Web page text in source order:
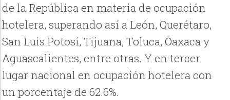
de la República en materia de ocupación
hotelera, superando así a León, Querétaro,
San Luis Potosí, Tijuana, Toluca, Oaxaca y
Aguascalientes, entre otras. Y en tercer
lugar nacional en ocupación hotelera con
un porcentaje de 62.6%.